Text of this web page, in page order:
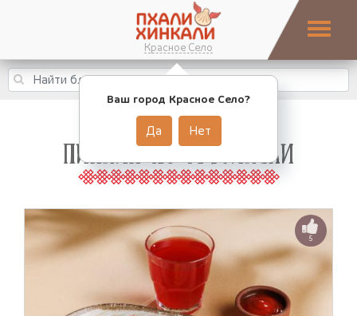
Красное Село
Ваш город Красное Село?
Да Нет
ПИКНИК ПО-ГРУЗИНСКИ
5